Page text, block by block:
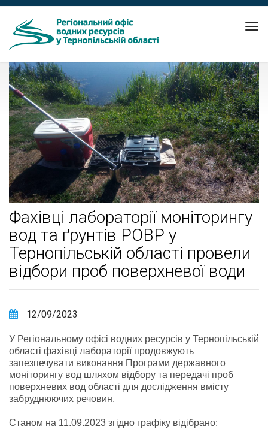
Фахівці лабораторії моніторингу
вод та ґрунтів РОВР у
Тернопільській області провели
відбори проб поверхневої води
12/09/2023
У Регіональному офісі водних ресурсів у Тернопільській
області фахівці лабораторії продовжують
запезпечувати виконання Програми державного
моніторингу вод шляхом відбору та передачі проб
поверхневих вод області для дослідження вмісту
забруднюючих речовин.
Станом на 11.09.2023 згідно графіку відібрано: